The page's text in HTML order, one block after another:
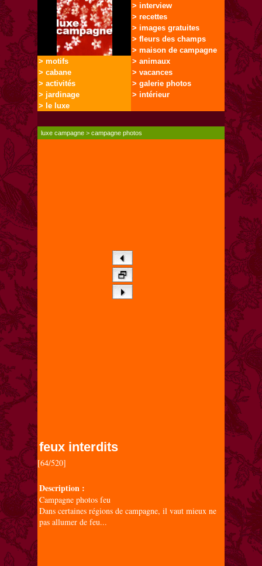
> interview
> recettes
> images gratuites
> fleurs des champs
> maison de campagne
> motifs
> cabane
> activités
> jardinage
> le luxe
> animaux
> vacances
> galerie photos
> intérieur
luxe campagne >campagne photos
feux interdits
[64/520]
Description :
Campagne photos feu
Dans certaines régions de campagne, il vaut mieux ne
pas allumer de feu...